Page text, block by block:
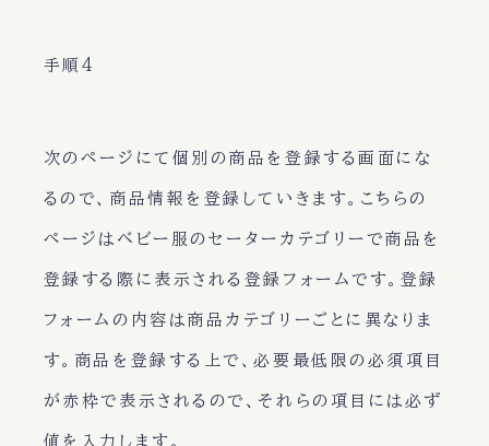
手順4
次のページにて個別の商品を登録する画面にな
るので、商品情報を登録していきます。こちらの
ページはベビー服のセーターカテゴリーで商品を
登録する際に表示される登録フォームです。登録
フォームの内容は商品カテゴリーごとに異なりま
す。商品を登録する上で、必要最低限の必須項目
が赤枠で表示されるので、それらの項目には必ず
値を入力します。